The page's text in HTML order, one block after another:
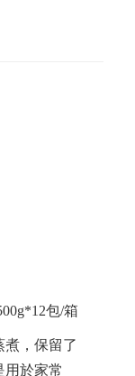
包/箱
煮，保留了
用於家常